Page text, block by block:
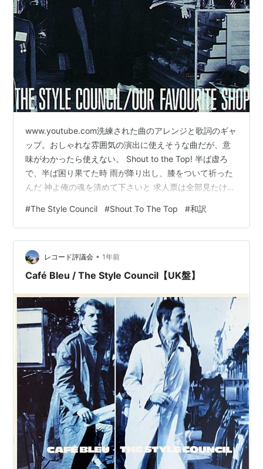
www.youtube.com洗練された曲のアレンジと歌詞のギャ
ップ。おしゃれな雰囲気の演出に使えそうな曲だが、意
味がわかったら使えない。 Shout to the Top! 半ば虚ろ
で、半ば困り果てた時 雨が降り出し、膝をついて祈った
んだ 神よ俺の魂を清めて下さいと 求人票は全部見たけど
た状態で どのショーウィンドウを見ても同じに見える 俺
の生活を救うお告げを下さいって祈ったんだ だって正に
この瞬間確かなものは何もない 少なくとも今の俺にとっ
てはゾッとするだろう気付いた時には 俺の頭は生まれた
時と何も変わってない事に でも意見を求められる訳…
#The Style Council #Shout To The Top #和訳
レコード評議会 • 1年前
Café Bleu / The Style Council【UK盤】